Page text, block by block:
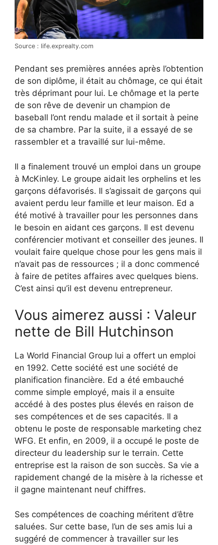
Source : life.exprealty.com
Pendant ses premières années après l’obtention
de son diplôme, il était au chômage, ce qui était
très déprimant pour lui. Le chômage et la perte
de son rêve de devenir un champion de
baseball l’ont rendu malade et il sortait à peine
de sa chambre. Par la suite, il a essayé de se
rassembler et a travaillé sur lui-même.
Il a finalement trouvé un emploi dans un groupe
à McKinley. Le groupe aidait les orphelins et les
garçons défavorisés. Il s’agissait de garçons qui
avaient perdu leur famille et leur maison. Ed a
été motivé à travailler pour les personnes dans
le besoin en aidant ces garçons. Il est devenu
conférencier motivant et conseiller des jeunes. Il
voulait faire quelque chose pour les gens mais il
n’avait pas de ressources ; il a donc commencé
à faire de petites affaires avec quelques biens.
C’est ainsi qu’il est devenu entrepreneur.
Vous aimerez aussi : Valeur
nette de Bill Hutchinson
La World Financial Group lui a offert un emploi
en 1992. Cette société est une société de
planification financière. Ed a été embauché
comme simple employé, mais il a ensuite
accédé à des postes plus élevés en raison de
ses compétences et de ses capacités. Il a
obtenu le poste de responsable marketing chez
WFG. Et enfin, en 2009, il a occupé le poste de
directeur du leadership sur le terrain. Cette
entreprise est la raison de son succès. Sa vie a
rapidement changé de la misère à la richesse et
il gagne maintenant neuf chiffres.
Ses compétences de coaching méritent d’être
saluées. Sur cette base, l’un de ses amis lui a
suggéré de commencer à travailler sur les